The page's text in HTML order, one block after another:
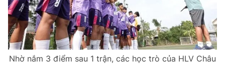
Nhờ nắm 3 điểm sau 1 trận, các học trò của HLV Châu